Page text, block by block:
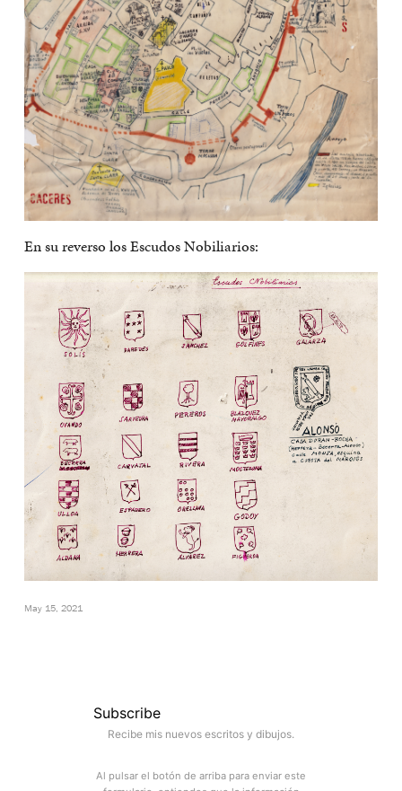
En su reverso los Escudos Nobiliarios:
May 15, 2021
Subscribe
Recibe mis nuevos escritos y dibujos.
Al pulsar el botón de arriba para enviar este